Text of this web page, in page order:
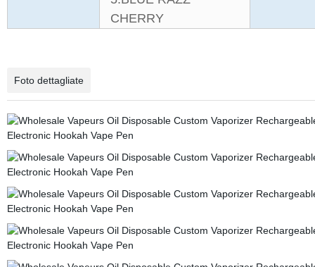
CHERRY
Foto dettagliate